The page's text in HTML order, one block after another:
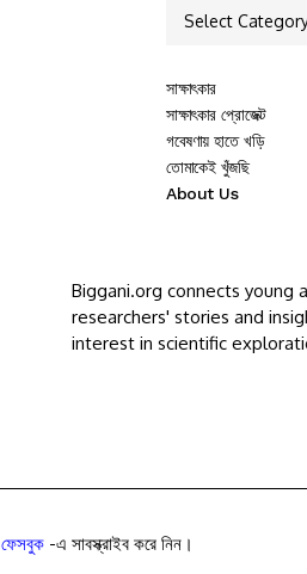
সাক্ষাৎকার
সাক্ষাৎকার প্রোজেক্ট
গবেষণায় হাতে খড়ি
তোমাকেই খুঁজছি
About Us
Biggani.org connects young
researchers' stories and
interest in scientific
ফেসবুক -এ সাবস্ক্রাইব করে নিন।